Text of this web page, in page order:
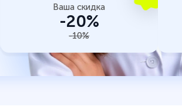
Ваша скидка
-20%
-10%